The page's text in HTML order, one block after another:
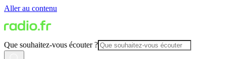
Aller au contenu
Que souhaitez-vous écouter ?